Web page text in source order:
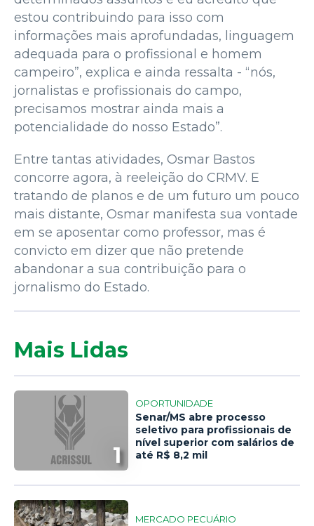
estou contribuindo para isso com
informações mais aprofundadas, linguagem
adequada para o profissional e homem
campeiro”, explica e ainda ressalta - “nós,
jornalistas e profissionais do campo,
precisamos mostrar ainda mais a
potencialidade do nosso Estado”.
Entre tantas atividades, Osmar Bastos
concorre agora, à reeleição do CRMV. E
tratando de planos e de um futuro um pouco
mais distante, Osmar manifesta sua vontade
em se aposentar como professor, mas é
convicto em dizer que não pretende
abandonar a sua contribuição para o
jornalismo do Estado.
Mais Lidas
1
OPORTUNIDADE
Senar/MS abre processo
seletivo para profissionais de
nível superior com salários de
até R$ 8,2 mil
MERCADO PECUÁRIO